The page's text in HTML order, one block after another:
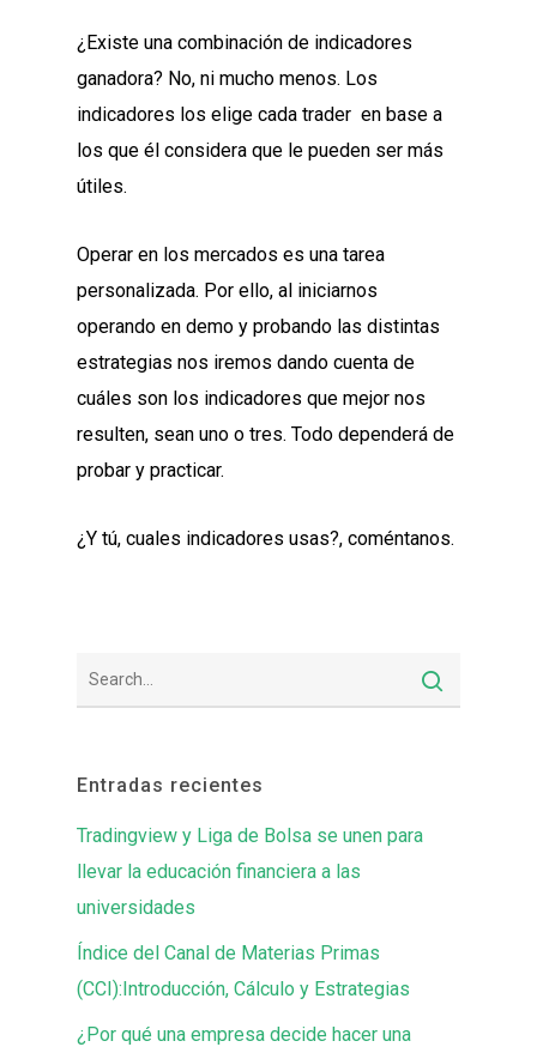
¿Existe una combinación de indicadores
ganadora? No, ni mucho menos. Los
indicadores los elige cada trader en base a
los que él considera que le pueden ser más
útiles.
Operar en los mercados es una tarea
personalizada. Por ello, al iniciarnos
operando en demo y probando las distintas
estrategias nos iremos dando cuenta de
cuáles son los indicadores que mejor nos
resulten, sean uno o tres. Todo dependerá de
probar y practicar.
¿Y tú, cuales indicadores usas?, coméntanos.
Entradas recientes
Tradingview y Liga de Bolsa se unen para
llevar la educación financiera a las
universidades
Índice del Canal de Materias Primas
(CCI):Introducción, Cálculo y Estrategias
¿Por qué una empresa decide hacer una